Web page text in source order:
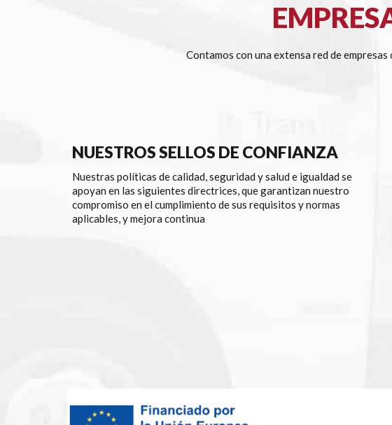
Contamos con una extensa red de
NUESTROS SELLOS DE CONFIANZA
Nuestras políticas de calidad, seguridad y salud e igualdad se
apoyan en las siguientes directrices, que garantizan nuestro
compromiso en el cumplimiento de sus requisitos y normas
aplicables, y mejora continua